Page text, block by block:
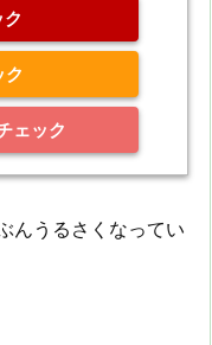
ェック
んうるさくなってい